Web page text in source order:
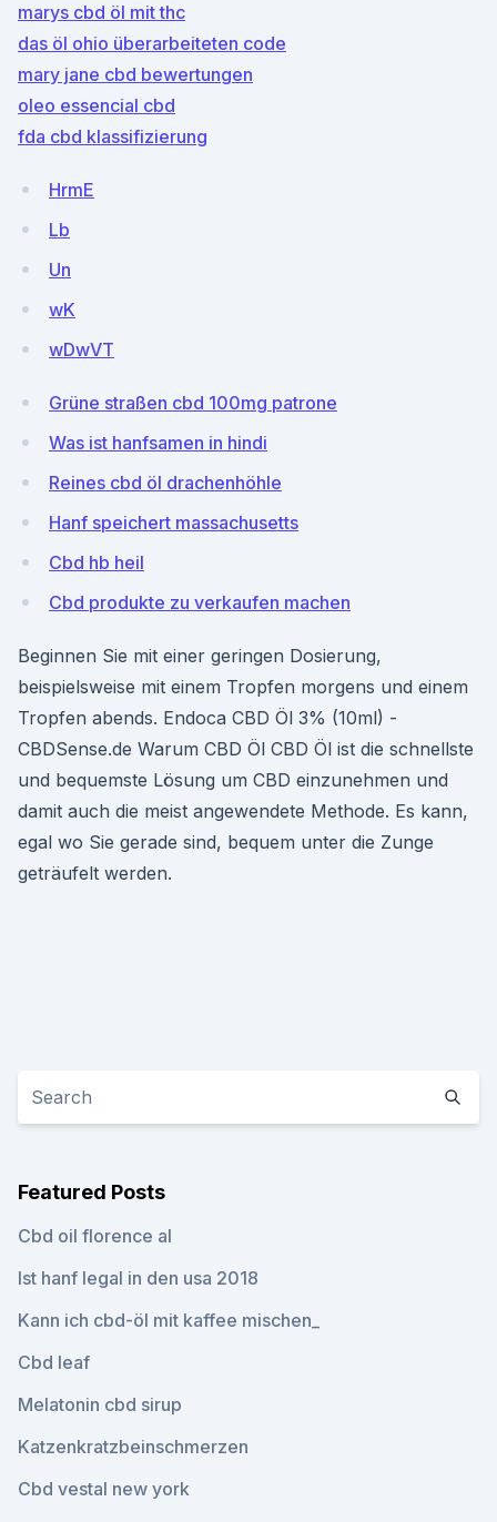
marys cbd öl mit thc
das öl ohio überarbeiteten code
mary jane cbd bewertungen
oleo essencial cbd
fda cbd klassifizierung
HrmE
Lb
Un
wK
wDwVT
Grüne straßen cbd 100mg patrone
Was ist hanfsamen in hindi
Reines cbd öl drachenhöhle
Hanf speichert massachusetts
Cbd hb heil
Cbd produkte zu verkaufen machen
Beginnen Sie mit einer geringen Dosierung,
beispielsweise mit einem Tropfen morgens und einem
Tropfen abends. Endoca CBD Öl 3% (10ml) -
CBDSense.de Warum CBD Öl CBD Öl ist die schnellste
und bequemste Lösung um CBD einzunehmen und
damit auch die meist angewendete Methode. Es kann,
egal wo Sie gerade sind, bequem unter die Zunge
geträufelt werden.
Featured Posts
Cbd oil florence al
Ist hanf legal in den usa 2018
Kann ich cbd-öl mit kaffee mischen_
Cbd leaf
Melatonin cbd sirup
Katzenkratzbeinschmerzen
Cbd vestal new york